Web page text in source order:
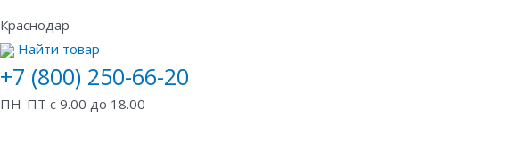
Краснодар
Найти товар
+7 (800) 250-66-20
ПН-ПТ с 9.00 до 18.00